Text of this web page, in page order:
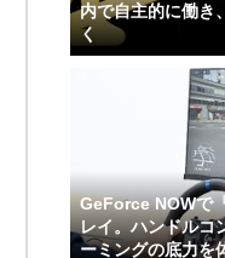
内で自主的に働き
く
GeForce NOWで
レイ。ハンドルコ
ーミングの底力を